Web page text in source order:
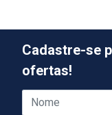
Cadastre-se
ofertas!